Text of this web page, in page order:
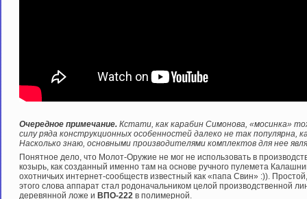
Очередное примечание. Кстати, как карабин Симонова, «мосинка»
силу ряда конструкционных особенностей далеко не так популярна,
Насколько знаю, основными производителями комплектов для нее
Понятное дело, что Молот-Оружие не мог не использовать в
козырь, как созданный именно там на основе ручного пулемета
охотничьих интернет-сообществ известный как «папа Свин» :)).
этого слова аппарат стал родоначальником целой производственной
деревянной ложе и ВПО-222 в полимерной.